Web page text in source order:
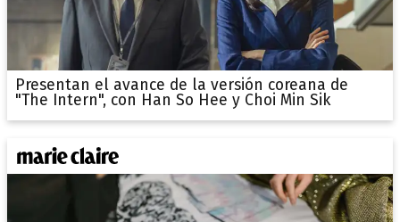
Presentan el avance de la versión coreana de
"The Intern", con Han So Hee y Choi Min Sik